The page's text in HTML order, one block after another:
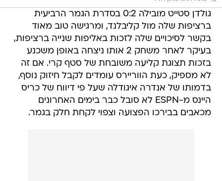
גולדן סטייט מובילה 0:2 בסדרת הגמר הרביעית
ברציפות שלה מול קליבלנד, ומרגישה טוב מאוד
בקשר לסיכויים שלה לזכות באליפות שנייה ברציפות,
בעיקר לאחר משחק 2 אותו ניצחה באופן משכנע
בזכות תצוגת קליעה משובחת של סטף קרי. אם זה
לא מספיק, כעת הווריירס עומדים לקבל חיזוק נוסף,
בדמותו של אנדרה איגודלה שעל פי דיווח של כריס
היינס מ-ESPN לא סובל כבר בימים האחרונים
מכאבים בבירכו הפצועה וצפוי לקחת חלק בגמר.